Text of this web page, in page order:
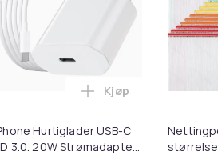
for Poter i handlekurven
Macbook / Erstatningsadapter -
Hurtiglader USB-C
3.0. 20W Strømadapter
Legg iPhone
Kjøp